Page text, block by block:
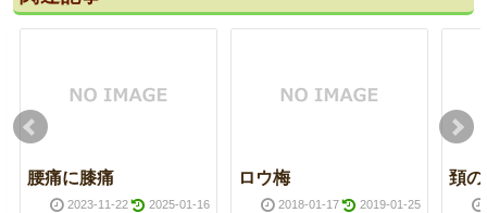
腰痛に膝痛
2023-11-22 2025-01-16
ロウ梅
2018-01-17 2019-01-25
頚